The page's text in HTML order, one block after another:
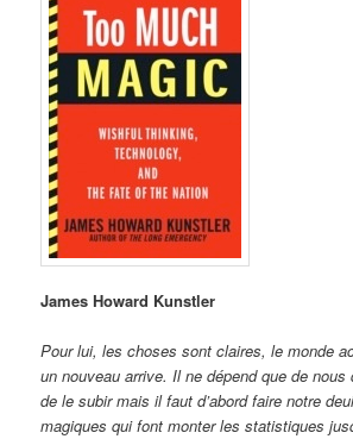
James Howard Kunstler
Pour lui, les choses sont claires, le monde
un nouveau arrive. Il ne dépend que de
de le subir mais il faut d’abord faire notre
magiques qui font monter les statistiques